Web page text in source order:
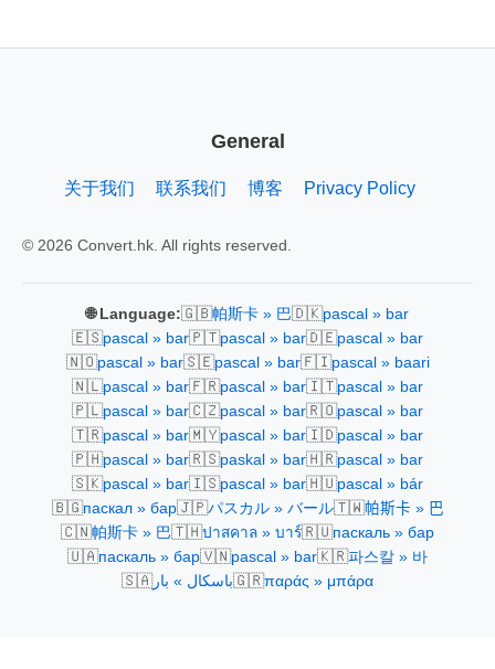
General
关于我们 联系我们 博客 Privacy Policy
© 2026 Convert.hk. All rights reserved.
🌐 Language:🇬🇧帕斯卡 » 巴🇩🇰pascal » bar
🇪🇸pascal » bar🇵🇹pascal » bar🇩🇪pascal » bar
🇳🇴pascal » bar🇸🇪pascal » bar🇫🇮pascal » baari
🇳🇱pascal » bar🇫🇷pascal » bar🇮🇹pascal » bar
🇵🇱pascal » bar🇨🇿pascal » bar🇷🇴pascal » bar
🇹🇷pascal » bar🇲🇾pascal » bar🇮🇩pascal » bar
🇵🇭pascal » bar🇷🇸paskal » bar🇭🇷pascal » bar
🇸🇰pascal » bar🇮🇸pascal » bar🇭🇺pascal » bár
🇧🇬паскал » бар🇯🇵パスカル » バール🇹🇼帕斯卡 » 巴
🇨🇳帕斯卡 » 巴🇹🇭ปาสคาล » บาร์🇷🇺паскаль » бар
🇺🇦паскаль » бар🇻🇳pascal » bar🇰🇷파스칼 » 바
🇸🇦باسكال » بار🇬🇷παράς » μπάρα